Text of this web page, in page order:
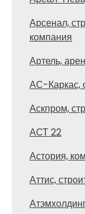
Арсенал,
компания
Артель,
АС-Каркас,
Аскпром,
АСТ 22
Астория,
Аттис,